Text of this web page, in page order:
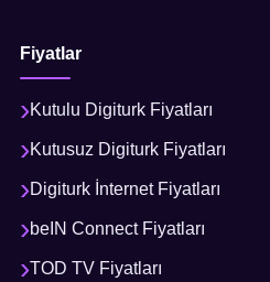
Fiyatlar
Kutulu Digiturk Fiyatları
Kutusuz Digiturk Fiyatları
Digiturk İnternet Fiyatları
beIN Connect Fiyatları
TOD TV Fiyatları